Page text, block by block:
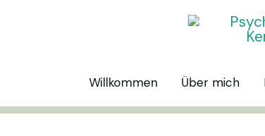
Willkommen Über mich